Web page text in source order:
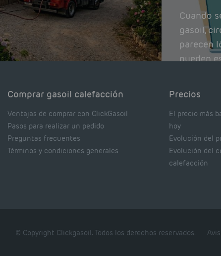
Cuando
gasoil,
parecen
pueden
Comprar gasoil calefacción
Ventajas de comprar con ClickGasoil
Pasos para realizar un pedido
Preguntas frecuentes
Términos y condiciones generales
Precios
El precio más
hoy
Evolución del
Evolución del
calefacción
© Copyright Clickgasoil. Todos los derechos reservados.